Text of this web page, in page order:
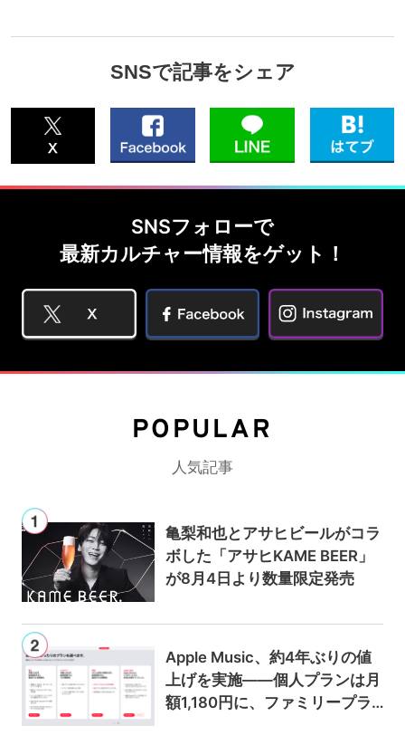
SNSで記事をシェア
SNSフォローで
最新カルチャー情報をゲット！
POPULAR
人気記事
亀梨和也とアサヒビールがコラ
ボした「アサヒKAME BEER」
が8月4日より数量限定発売
Apple Music、約4年ぶりの値
上げを実施——個人プランは月
額1,180円に、ファミリープラ